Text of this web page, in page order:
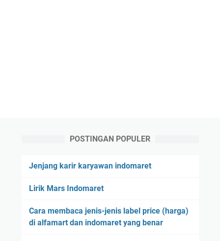
POSTINGAN POPULER
Jenjang karir karyawan indomaret
Lirik Mars Indomaret
Cara membaca jenis-jenis label price (harga)
di alfamart dan indomaret yang benar